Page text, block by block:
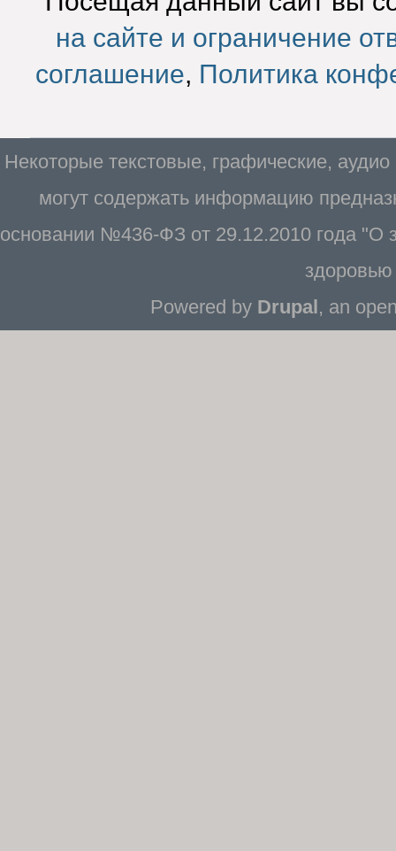
на сайте и ограничение
соглашение, Политика
Некоторые текстовые, графические,
могут содержать информацию
основании №436-ФЗ от 29.12.2010 года "О
Powered by Drupal, an